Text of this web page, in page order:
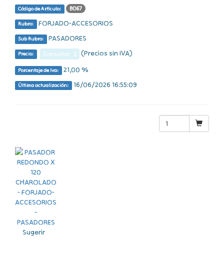
Código de Artículo: B067
Rubro: FORJADO-ACCESORIOS
Sub Rubro: PASADORES
Precio: Consultar $ (Precios sin IVA)
Porcentaje de Iva: 21,00 %
Última actualización: 16/06/2026 16:55:09
Sugerir